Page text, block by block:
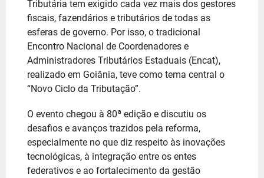
Tributária tem exigido cada vez mais dos gestores
fiscais, fazendários e tributários de todas as
esferas de governo. Por isso, o tradicional
Encontro Nacional de Coordenadores e
Administradores Tributários Estaduais (Encat),
realizado em Goiânia, teve como tema central o
“Novo Ciclo da Tributação”.
O evento chegou à 80ª edição e discutiu os
desafios e avanços trazidos pela reforma,
especialmente no que diz respeito às inovações
tecnológicas, à integração entre os entes
federativos e ao fortalecimento da gestão